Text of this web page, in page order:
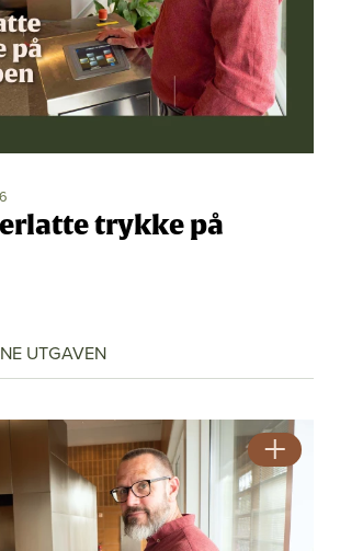
trykke på
UTGAVEN